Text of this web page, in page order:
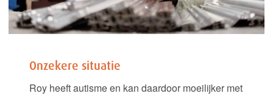
Onzekere situatie
Roy heeft autisme en kan daardoor moeilijker met